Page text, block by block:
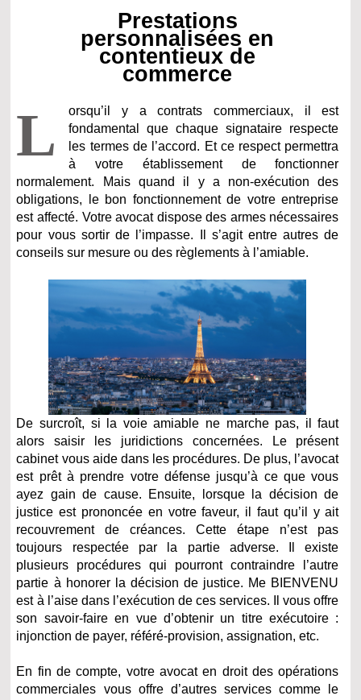
Prestations
personnalisées en
contentieux de
commerce
L
orsqu’il y a contrats commerciaux, il est
fondamental que chaque signataire respecte
les termes de l’accord. Et ce respect permettra
à votre établissement de fonctionner
normalement. Mais quand il y a non-exécution des
obligations, le bon fonctionnement de votre entreprise
est affecté. Votre avocat dispose des armes nécessaires
pour vous sortir de l’impasse. Il s’agit entre autres de
conseils sur mesure ou des règlements à l’amiable.
De surcroît, si la voie amiable ne marche pas, il faut
alors saisir les juridictions concernées. Le présent
cabinet vous aide dans les procédures. De plus, l’avocat
est prêt à prendre votre défense jusqu’à ce que vous
ayez gain de cause. Ensuite, lorsque la décision de
justice est prononcée en votre faveur, il faut qu’il y ait
recouvrement de créances. Cette étape n’est pas
toujours respectée par la partie adverse. Il existe
plusieurs procédures qui pourront contraindre l’autre
partie à honorer la décision de justice. Me BIENVENU
est à l’aise dans l’exécution de ces services. Il vous offre
son savoir-faire en vue d’obtenir un titre exécutoire :
injonction de payer, référé-provision, assignation, etc.
En fin de compte, votre avocat en droit des opérations
commerciales vous offre d’autres services comme le